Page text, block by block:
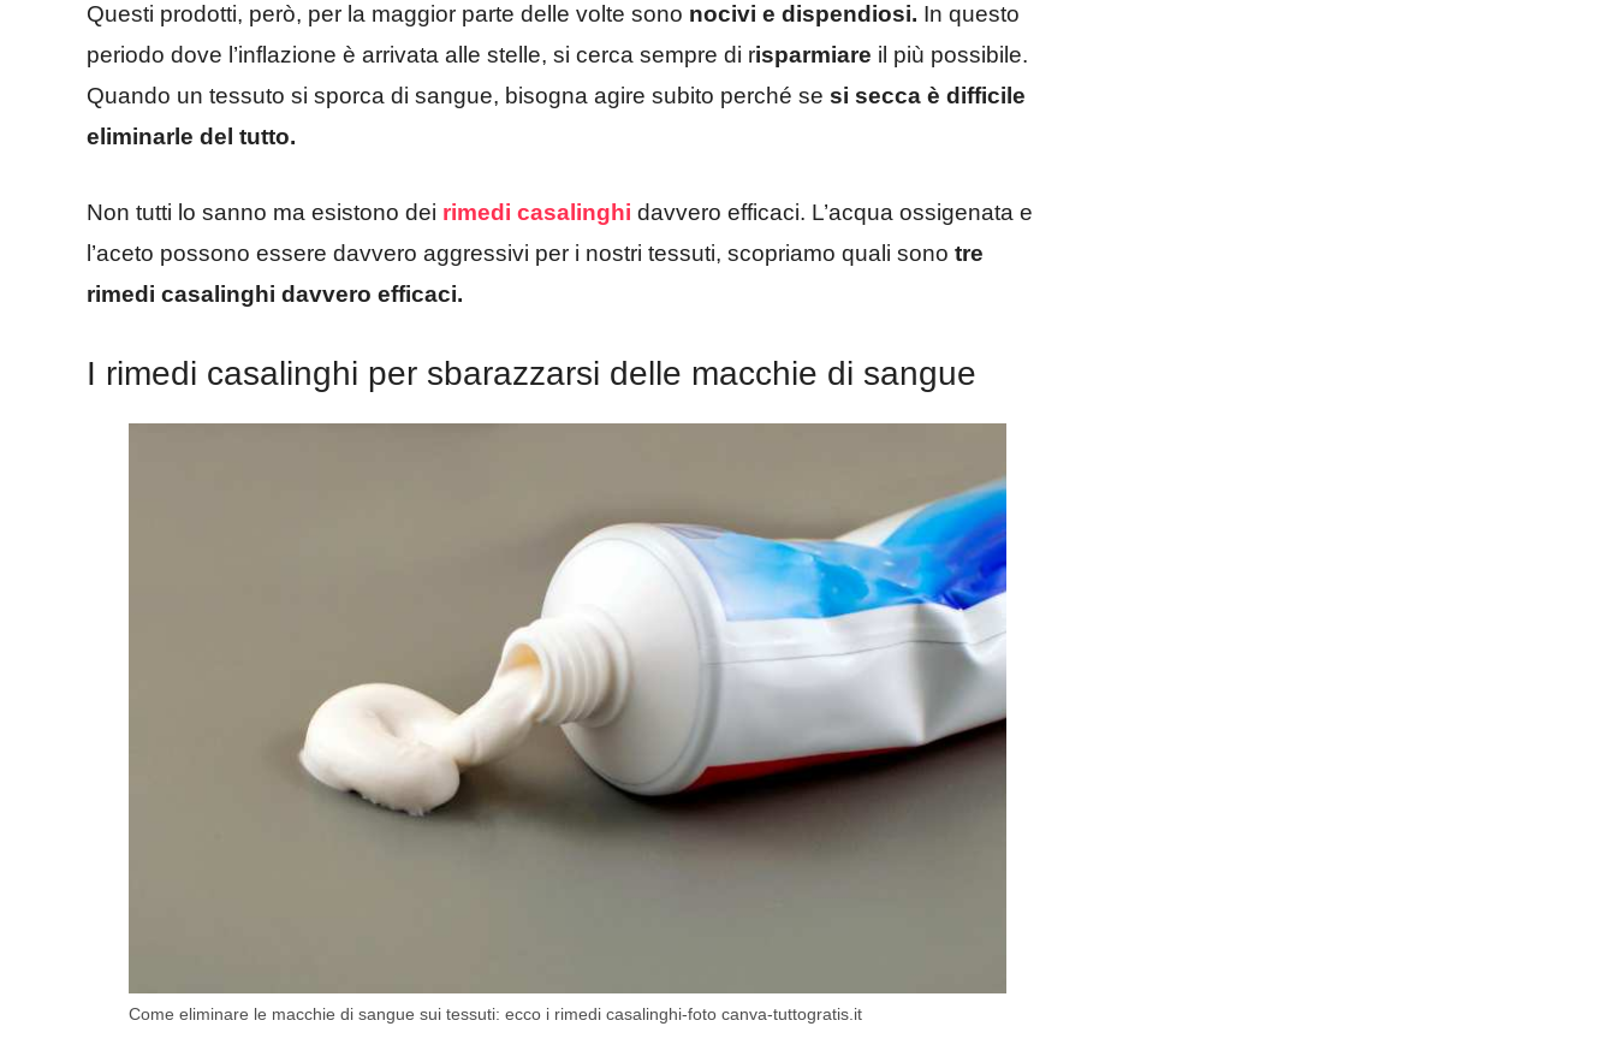
Questi prodotti, però, per la maggior parte delle volte sono nocivi e dispendiosi. In questo
periodo dove l’inflazione è arrivata alle stelle, si cerca sempre di risparmiare il più possibile.
Quando un tessuto si sporca di sangue, bisogna agire subito perché se si secca è difficile
eliminarle del tutto.
Non tutti lo sanno ma esistono dei rimedi casalinghi davvero efficaci. L’acqua ossigenata e
l’aceto possono essere davvero aggressivi per i nostri tessuti, scopriamo quali sono tre
rimedi casalinghi davvero efficaci.
I rimedi casalinghi per sbarazzarsi delle macchie di sangue
Come eliminare le macchie di sangue sui tessuti: ecco i rimedi casalinghi-foto canva-tuttogratis.it